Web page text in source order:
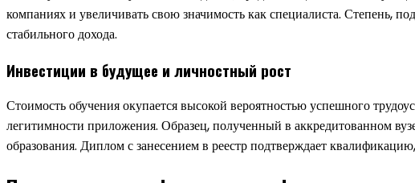
компаниях и увеличивать свою значимость как специалиста. Степень,
стабильного дохода.
Инвестиции в будущее и личностный рост
Стоимость обучения окупается высокой вероятностью успешного
легитимности приложения. Образец, полученный в аккредитованном
образования. Диплом с занесением в реестр подтверждает